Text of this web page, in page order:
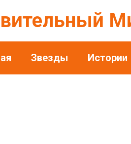
Звезды Истории